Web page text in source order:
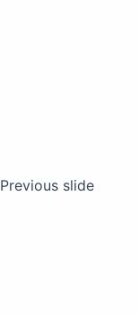
Previous slide